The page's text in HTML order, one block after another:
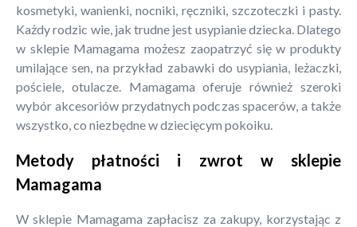
kosmetyki, wanienki, nocniki, ręczniki, szczoteczki i pasty.
Każdy rodzic wie, jak trudne jest usypianie dziecka. Dlatego
w sklepie Mamagama możesz zaopatrzyć się w produkty
umilające sen, na przykład zabawki do usypiania, leżaczki,
pościele, otulacze. Mamagama oferuje również szeroki
wybór akcesoriów przydatnych podczas spacerów, a także
wszystko, co niezbędne w dziecięcym pokoiku.
Metody płatności i zwrot w sklepie
Mamagama
W sklepie Mamagama zapłacisz za zakupy, korzystając z